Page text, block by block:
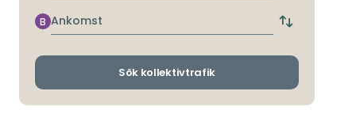
hållplats
Ankomst
B
Byt
och
Sök kollektivtrafik